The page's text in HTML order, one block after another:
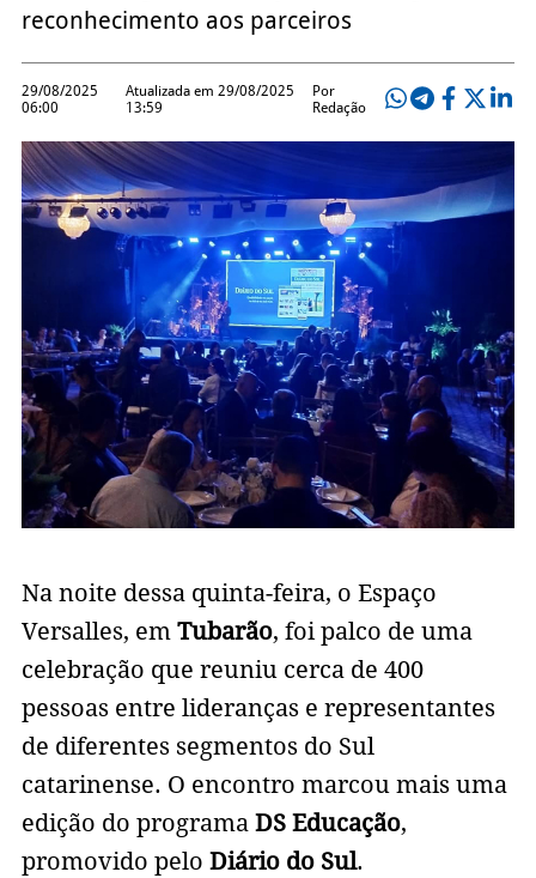
reconhecimento aos parceiros
29/08/2025
06:00
Atualizada em 29/08/2025
13:59
Por
Redação
Na noite dessa quinta-feira, o Espaço
Versalles, em Tubarão, foi palco de uma
celebração que reuniu cerca de 400
pessoas entre lideranças e representantes
de diferentes segmentos do Sul
catarinense. O encontro marcou mais uma
edição do programa DS Educação,
promovido pelo Diário do Sul.